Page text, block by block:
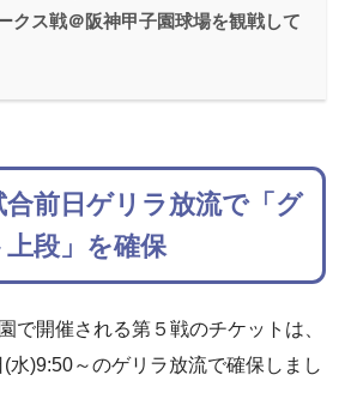
クス戦＠阪神甲子園球場を観戦して
合前日ゲリラ放流で「グ
段」を確保
で開催される第５戦のチケットは、
水)9:50～のゲリラ放流で確保しまし